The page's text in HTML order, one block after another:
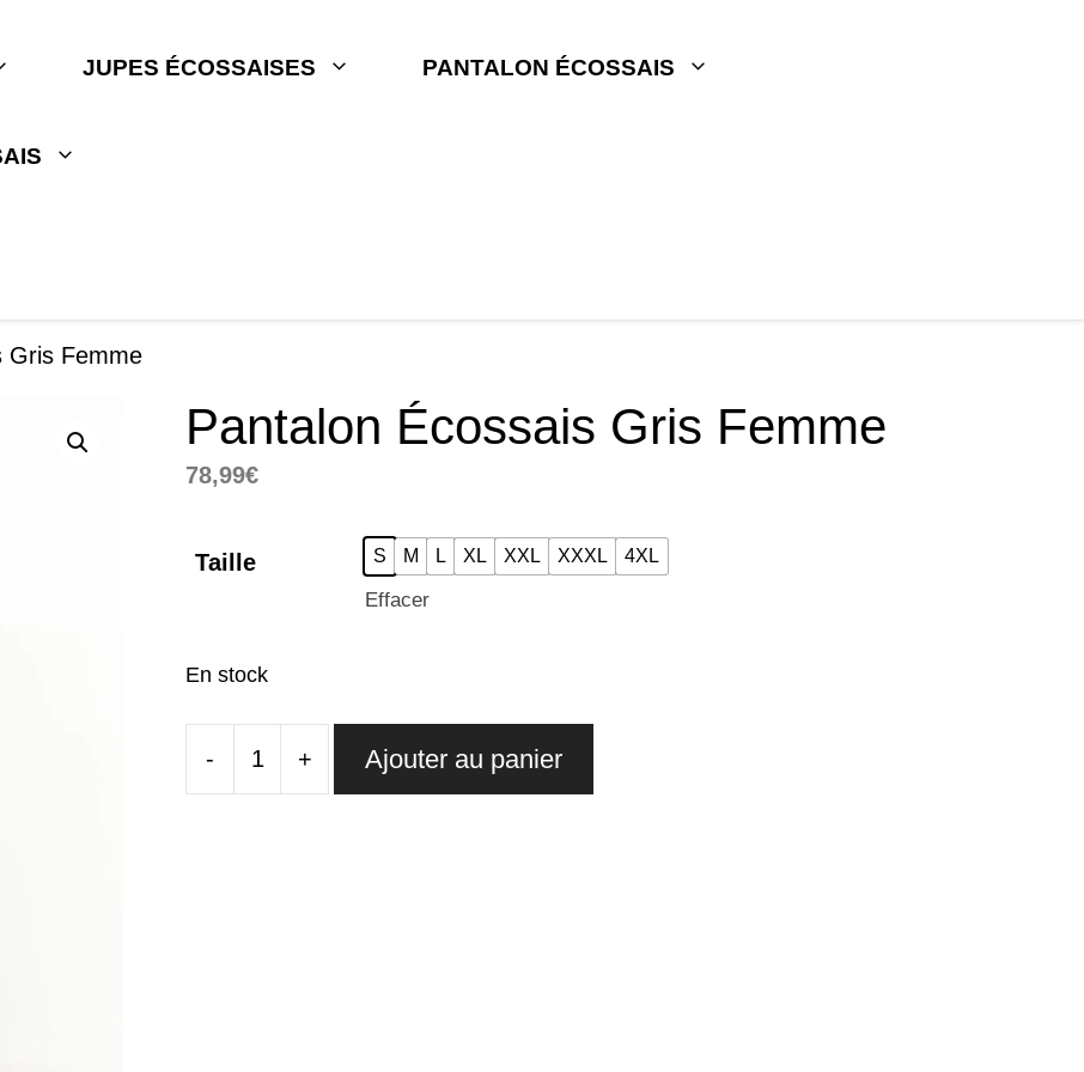
JUPES ÉCOSSAISES PANTALON ÉCOSSAIS
Gris Femme
Pantalon Écossais Gris Femme
78,99€
Taille S M L XL XXL XXXL 4XL
Effacer
En stock
-
quantité
+ Ajouter au panier